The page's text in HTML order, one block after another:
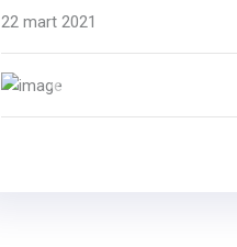
22 mart 2021
Previous